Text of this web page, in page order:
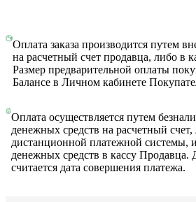
Оплата заказа производится путем
на расчетный счет продавца, либо в
Размер предварительной оплаты
Балансе в Личном кабинете
Оплата осуществляется путем
денежных средств на расчетный
дистанционной платежной системы,
денежных средств в кассу Продавца.
считается дата совершения платежа.